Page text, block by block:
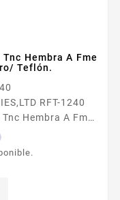
Hembra A Fme
Teflón.
RFT-1240
Hembra A Fme
Oro/ Teflón.
TNC Hembra a
Oro
Montaje En linea